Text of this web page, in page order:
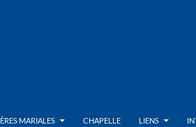
MARIALES
CHAPELLE LIENS